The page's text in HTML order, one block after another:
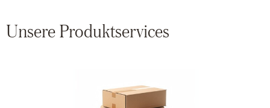
Unsere Produktservices